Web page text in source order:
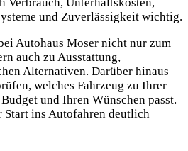
Verbrauch, Unterhaltskosten,
und Zuverlässigkeit wichtig.
Autohaus Moser nicht nur zum
auch zu Ausstattung,
Alternativen. Darüber hinaus
welches Fahrzeug zu Ihrer
und Ihren Wünschen passt.
Start ins Autofahren deutlich